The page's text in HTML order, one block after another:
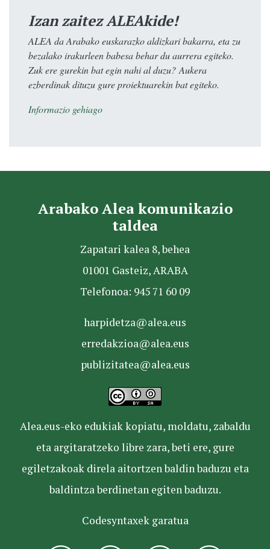
Izan zaitez ALEAkide!
ALEA da Arabako euskarazko aldizkari bakarra, eta zu
bezalako irakurleen babesa behar du aurrera egiteko.
Zuk ere gurekin bat egin nahi al duzu? Aukera
ezberdinak dituzu gure proiektuarekin bat egiteko.
Informazio gehiago
Arabako Alea komunikazio
taldea
Zapatari kalea 8, behea
01001 Gasteiz, ARABA
Telefonoa: 945 71 60 09
harpidetza@alea.eus
erredakzioa@alea.eus
publizitatea@alea.eus
Alea.eus-eko edukiak kopiatu, moldatu, zabaldu
eta argitaratzeko libre zara, beti ere, gure
egiletzakoak direla aitortzen baldin baduzu eta
baldintza berdinetan egiten baduzu.
Codesyntaxek garatua